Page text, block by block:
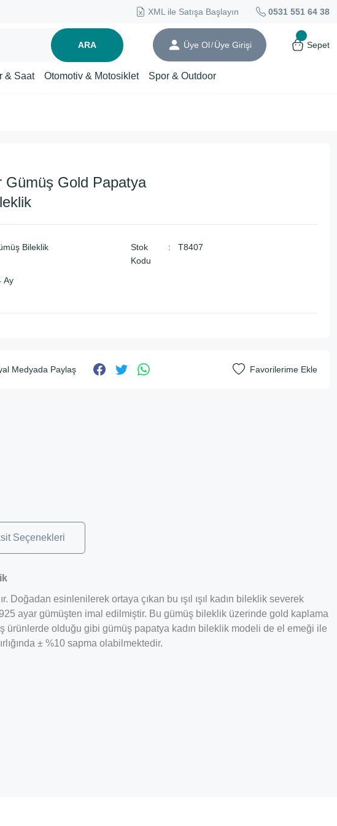
XML ile Satışa Başlayın 0531 551 64 38
ARA Üye Ol/ Üye Girişi Sepet
& Saat Otomotiv & Motosiklet Spor & Outdoor
Gümüş Gold Papatya
Bileklik
Stok
Kodu
T8407
Ay
Medyada Paylaş
Seçenekleri
esinlenilerek ortaya çıkan bu ışıl ışıl kadın bileklik severek
ayar gümüşten imal edilmiştir. Bu gümüş bileklik üzerinde gold kaplama
ürünlerde olduğu gibi gümüş papatya kadın bileklik modeli de el emeği ile
± %10 sapma olabilmektedir.